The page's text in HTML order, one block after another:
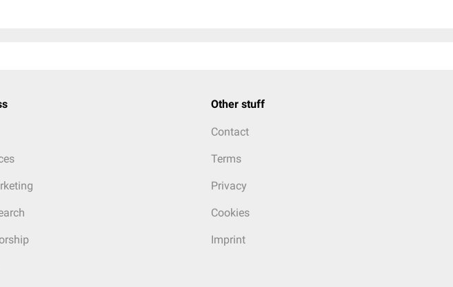
Other stuff
Contact
Terms
Privacy
Cookies
Imprint